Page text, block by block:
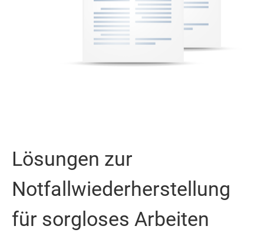
Lösungen zur
Notfallwiederherstellung
für sorgloses Arbeiten